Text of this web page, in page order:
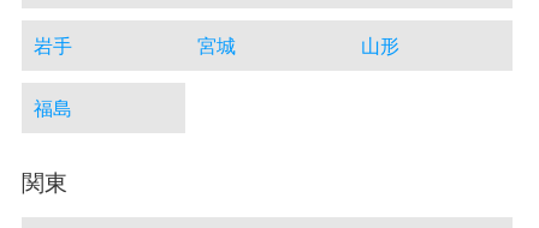
岩手 宮城 山形
福島
関東